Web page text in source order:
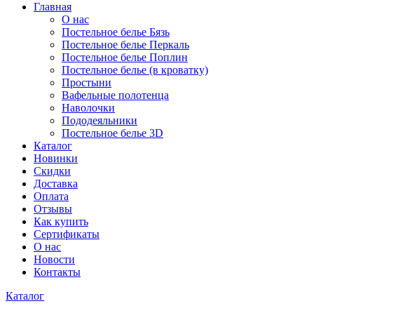
Главная
О нас
Постельное белье Бязь
Постельное белье Перкаль
Постельное белье Поплин
Постельное белье (в кроватку)
Простыни
Вафельные полотенца
Наволочки
Пододеяльники
Постельное белье 3D
Каталог
Новинки
Скидки
Доставка
Оплата
Отзывы
Как купить
Сертификаты
О нас
Новости
Контакты
Каталог